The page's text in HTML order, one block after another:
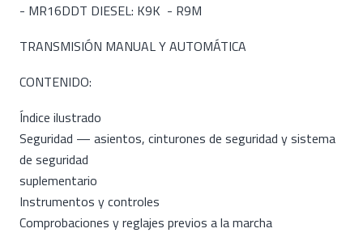
- MR16DDT DIESEL: K9K - R9M
TRANSMISIÓN MANUAL Y AUTOMÁTICA
CONTENIDO:
Índice ilustrado
Seguridad — asientos, cinturones de seguridad y sistema
de seguridad
suplementario
Instrumentos y controles
Comprobaciones y reglajes previos a la marcha